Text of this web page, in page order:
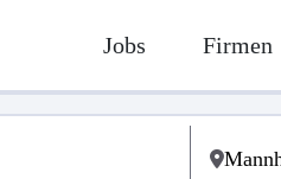
Jobs Firmen